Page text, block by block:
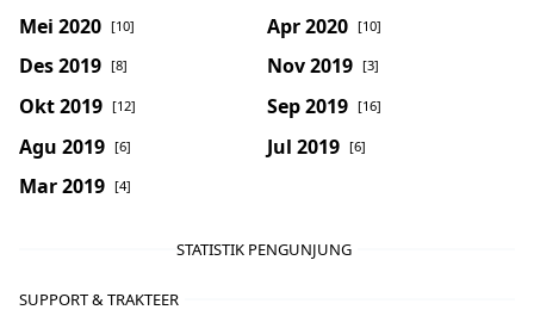
Mei 2020 [10] Apr 2020 [10]
Des 2019 [8] Nov 2019 [3]
Okt 2019 [12] Sep 2019 [16]
Agu 2019 [6] Jul 2019 [6]
Mar 2019 [4]
STATISTIK PENGUNJUNG
SUPPORT & TRAKTEER